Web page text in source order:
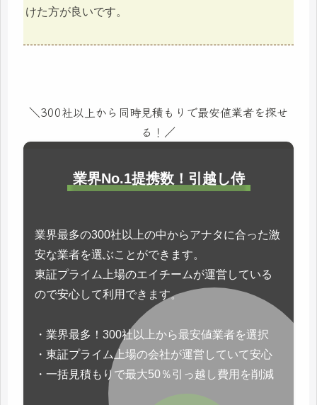
けた方が良いです。
＼300社以上から同時見積もりで最安値業者を探せ
る！／
業界No.1提携数！引越し侍
業界最多の300社以上の中からアナタに合った激
安な業者を選ぶことができます。
東証プライム上場のエイチームが運営している
ので安心して利用できます。
・業界最多！300社以上から最安値業者を選択
・東証プライム上場の会社が運営していて安心
・一括見積もりで最大50％引っ越し費用を削減